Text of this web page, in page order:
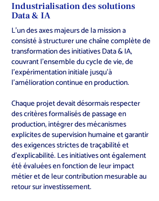
Industrialisation des solutions
Data & IA
L’un des axes majeurs de la mission a
consisté à structurer une chaîne complète de
transformation des initiatives Data & IA,
couvrant l’ensemble du cycle de vie, de
l’expérimentation initiale jusqu’à
l’amélioration continue en production.
Chaque projet devait désormais respecter
des critères formalisés de passage en
production, intégrer des mécanismes
explicites de supervision humaine et garantir
des exigences strictes de traçabilité et
d’explicabilité. Les initiatives ont également
été évaluées en fonction de leur impact
métier et de leur contribution mesurable au
retour sur investissement.